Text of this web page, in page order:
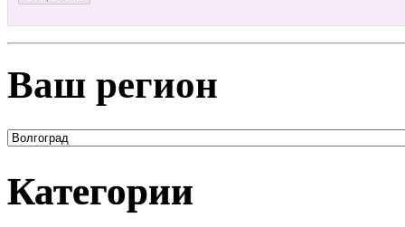
Ваш регион
Категории